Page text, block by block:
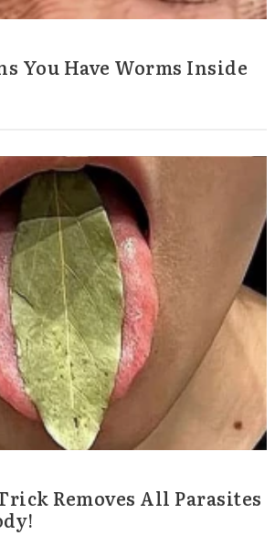
You Have Worms Inside
Removes All Parasites